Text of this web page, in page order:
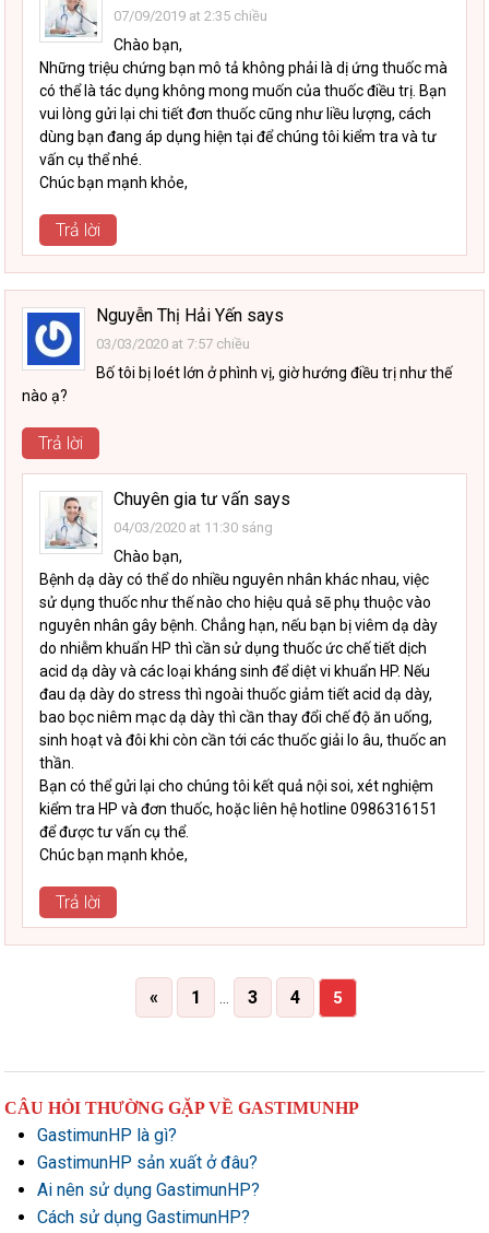
07/09/2019 at 2:35 chiều
Chào bạn,
Những triệu chứng bạn mô tả không phải là dị ứng thuốc mà
có thể là tác dụng không mong muốn của thuốc điều trị. Bạn
vui lòng gửi lại chi tiết đơn thuốc cũng như liều lượng, cách
dùng bạn đang áp dụng hiện tại để chúng tôi kiểm tra và tư
vấn cụ thể nhé.
Chúc bạn mạnh khỏe,
Trả lời
Nguyễn Thị Hải Yến says
03/03/2020 at 7:57 chiều
Bố tôi bị loét lớn ở phình vị, giờ hướng điều trị như thế
nào ạ?
Trả lời
Chuyên gia tư vấn says
04/03/2020 at 11:30 sáng
Chào bạn,
Bệnh dạ dày có thể do nhiều nguyên nhân khác nhau, việc
sử dụng thuốc như thế nào cho hiệu quả sẽ phụ thuộc vào
nguyên nhân gây bệnh. Chẳng hạn, nếu bạn bị viêm dạ dày
do nhiễm khuẩn HP thì cần sử dụng thuốc ức chế tiết dịch
acid dạ dày và các loại kháng sinh để diệt vi khuẩn HP. Nếu
đau dạ dày do stress thì ngoài thuốc giảm tiết acid dạ dày,
bao bọc niêm mạc dạ dày thì cần thay đổi chế độ ăn uống,
sinh hoạt và đôi khi còn cần tới các thuốc giải lo âu, thuốc an
thần.
Bạn có thể gửi lại cho chúng tôi kết quả nội soi, xét nghiệm
kiểm tra HP và đơn thuốc, hoặc liên hệ hotline 0986316151
để được tư vấn cụ thể.
Chúc bạn mạnh khỏe,
Trả lời
« 1 … 3 4 5
CÂU HỎI THƯỜNG GẶP VỀ GASTIMUNHP
GastimunHP là gì?
GastimunHP sản xuất ở đâu?
Ai nên sử dụng GastimunHP?
Cách sử dụng GastimunHP?